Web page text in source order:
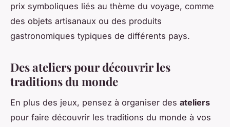
prix symboliques liés au thème du voyage, comme
des objets artisanaux ou des produits
gastronomiques typiques de différents pays.
Des ateliers pour découvrir les
traditions du monde
En plus des jeux, pensez à organiser des ateliers
pour faire découvrir les traditions du monde à vos